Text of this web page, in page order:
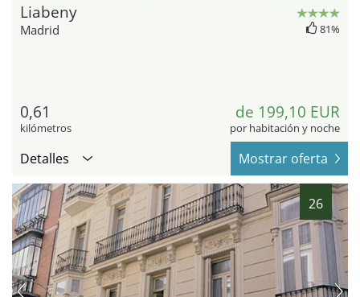
Liabeny
Madrid 81%
0,61
kilómetros
de 199,10 EUR
por habitación y noche
Detalles Mostrar oferta
26